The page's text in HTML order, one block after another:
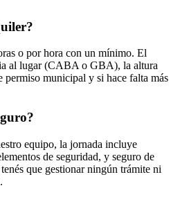
o por hora con un mínimo. El
al lugar (CABA o GBA), la altura
permiso municipal y si hace falta más
equipo, la jornada incluye
de seguridad, y seguro de
que gestionar ningún trámite ni